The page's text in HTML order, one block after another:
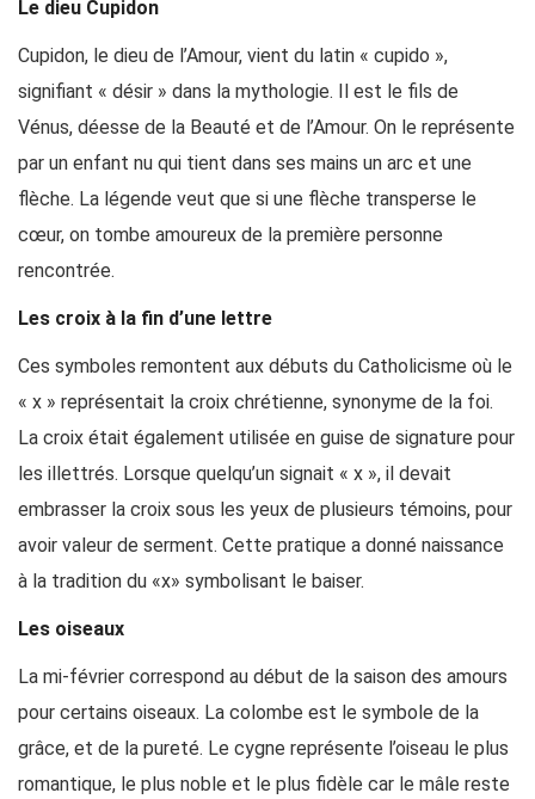
Le dieu Cupidon
Cupidon, le dieu de l’Amour, vient du latin « cupido »,
signifiant « désir » dans la mythologie. Il est le fils de
Vénus, déesse de la Beauté et de l’Amour. On le représente
par un enfant nu qui tient dans ses mains un arc et une
flèche. La légende veut que si une flèche transperse le
cœur, on tombe amoureux de la première personne
rencontrée.
Les croix à la fin d’une lettre
Ces symboles remontent aux débuts du Catholicisme où le
« x » représentait la croix chrétienne, synonyme de la foi.
La croix était également utilisée en guise de signature pour
les illettrés. Lorsque quelqu’un signait « x », il devait
embrasser la croix sous les yeux de plusieurs témoins, pour
avoir valeur de serment. Cette pratique a donné naissance
à la tradition du «x» symbolisant le baiser.
Les oiseaux
La mi-février correspond au début de la saison des amours
pour certains oiseaux. La colombe est le symbole de la
grâce, et de la pureté. Le cygne représente l’oiseau le plus
romantique, le plus noble et le plus fidèle car le mâle reste